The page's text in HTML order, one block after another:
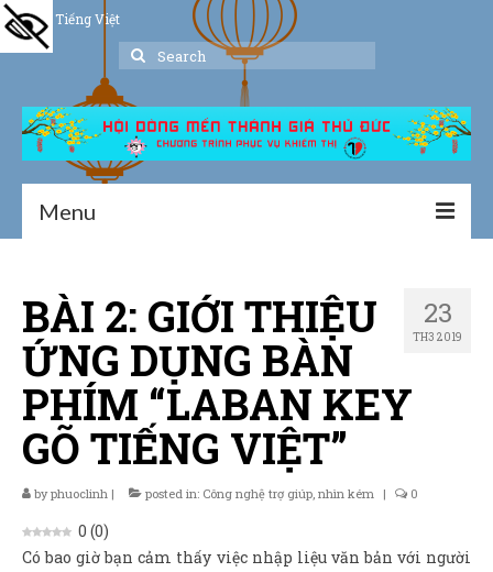
Tiếng Việt
Search
Menu
Giới thiệu
Hoạt động
Thư viện
Dịch vụ hỗ trợ
Sản Phẩm
Giúp đỡ
23
TH3 2019
BÀI 2: GIỚI THIỆU
ỨNG DỤNG BÀN
PHÍM “LABAN KEY
GÕ TIẾNG VIỆT”
byphuoclinh | posted in: Công nghệ trợ giúp, nhìn kém | 0
0 (0)
Có bao giờ bạn cảm thấy việc nhập liệu văn bản với người